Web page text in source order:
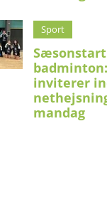
Sport
inviterer
mandag